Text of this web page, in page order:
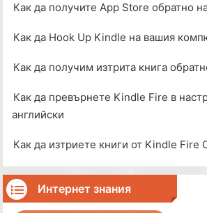
Как да получите App Store обратно
Как да Hook Up Kindle на вашия
Как да получим изтрита книга
Как да превърнете Kindle Fire в
английски
Как да изтриете книги от Kindle Fire
Интернет знания